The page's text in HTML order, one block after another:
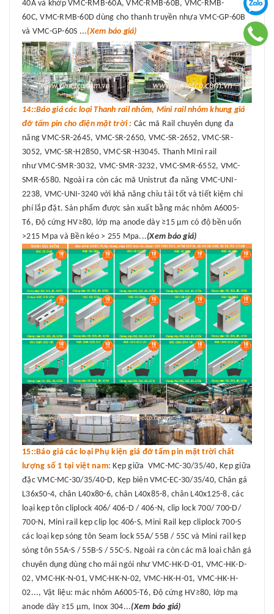
40A và khớp VMC-RMB-60A, VMC-RMB-60B, VMC-RMB-
60C, VMC-RMB-60D dùng cho thanh truyền nhựa VMC-GP-60B
và VMC-GP-60S ...(Xem báo giá)
14::Báo giá các loại Thanh rail nhôm, Mini rail nhôm khung giá
đỡ tấm pin cho điện mặt trời : Các mã Rail chuyên dụng đa
năng VMC-SR-2645, VMC-SR-2650, VMC-SR-2652, VMC-SR-
3052, VMC-SR-H2850, VMC-SR-H3045. Thanh MIni rail
như VMC-SMR-3032, VMC-SMR-3232, VMC-SMR-6552, VMC-
SMR-6580. Ngoài ra còn các mã Unistrut đa năng VMC-UNI-
2238, VMC-UNI-3240 với khả năng chỉu tải tốt và tiết kiệm chi
phí lắp đặt. Sản phẩm được sản xuất bằng mác nhôm A6005-
T6, Độ cứng HV≥80, lớp mạ anode dày ≥15 μm có độ bền uốn
>215 Mpa và Bền kéo > 255 Mpa...(Xem báo giá)
15::Báo giá các loại Phụ kiện giá đỡ tấm pin mặt trời chất
lượng số 1 tại việt nam:Kẹp giữa VMC-MC-30/35/40, Kẹp giữa
đặc VMC-MC-30/35/40-D, Kẹp biên VMC-EC-30/35/40, Chân gá
L36x50-4, chân L40x80-6, chân L40x85-8, chân L40x125-8, các
loại kẹp tôn cliplock 406/ 406-D / 406-N, clip lock 700/ 700-D/
700-N, Mini rail kẹp clip lọc 406-S, Mini Rail kẹp cliplock 700-S
các loại kẹp sóng tôn Seam lock 55A/ 55B / 55C và Mini rail kẹp
sóng tôn 55A-S / 55B-S / 55C-S. Ngoài ra còn các mã loại chân gá
chuyên dụng dùng cho mái ngói như VMC-HK-D-01, VMC-HK-D-
02, VMC-HK-N-01, VMC-HK-N-02, VMC-HK-H-01, VMC-HK-H-
02..., Vật liệu: mác nhôm A6005-T6, Độ cứng HV≥80, lớp mạ
anode dày ≥15 μm, Inox 304...(Xem báo giá)